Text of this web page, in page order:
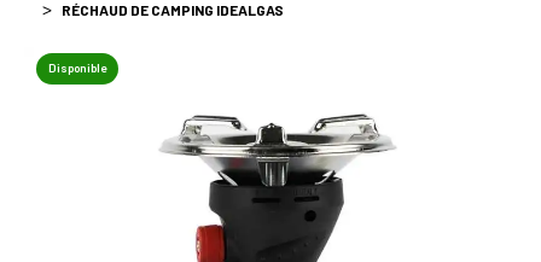
RÉCHAUD DE CAMPING IDEALGAS
Disponible